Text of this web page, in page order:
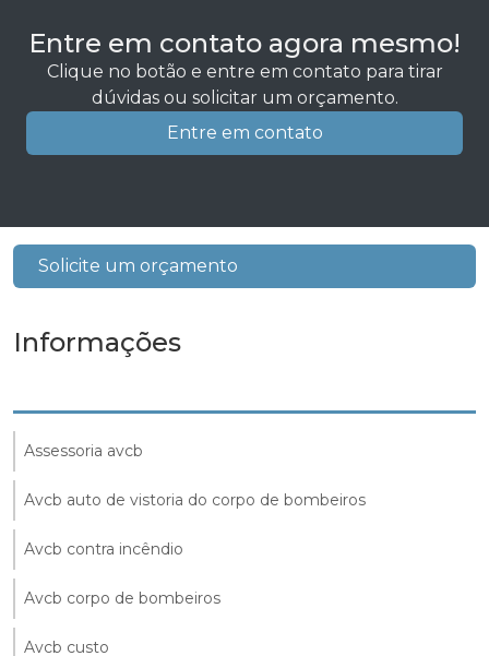
Entre em contato agora mesmo!
Clique no botão e entre em contato para tirar
dúvidas ou solicitar um orçamento.
Entre em contato
Solicite um orçamento
Informações
Assessoria avcb
Avcb auto de vistoria do corpo de bombeiros
Avcb contra incêndio
Avcb corpo de bombeiros
Avcb custo